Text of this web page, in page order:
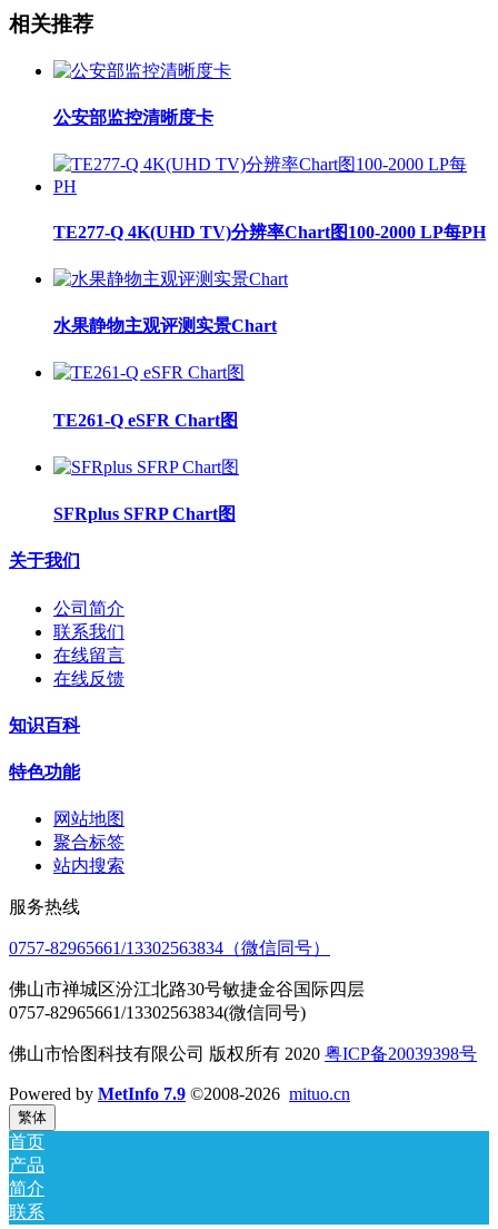
相关推荐
公安部监控清晰度卡
TE277-Q 4K(UHD TV)分辨率Chart图100-2000 LP每PH
水果静物主观评测实景Chart
TE261-Q eSFR Chart图
SFRplus SFRP Chart图
关于我们
公司简介
联系我们
在线留言
在线反馈
知识百科
特色功能
网站地图
聚合标签
站内搜索
服务热线
0757-82965661/13302563834（微信同号）
佛山市禅城区汾江北路30号敏捷金谷国际四层
0757-82965661/13302563834(微信同号)
佛山市恰图科技有限公司 版权所有 2020 粤ICP备20039398号
Powered by MetInfo 7.9 ©2008-2026 mituo.cn
繁体
首页
产品
简介
联系